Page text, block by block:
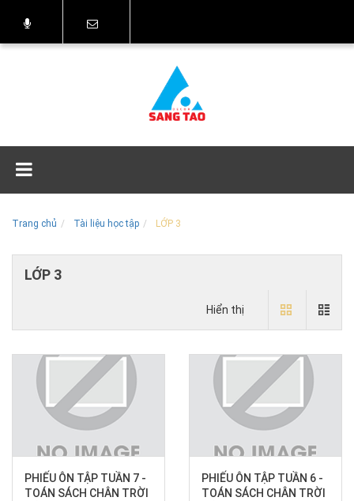
Trang chủ Tài liệu học tập LỚP 3
LỚP 3
Hiển thị
PHIẾU ÔN TẬP TUẦN 7 -
TOÁN SÁCH CHÂN TRỜI
PHIẾU ÔN TẬP TUẦN 6 -
TOÁN SÁCH CHÂN TRỜI